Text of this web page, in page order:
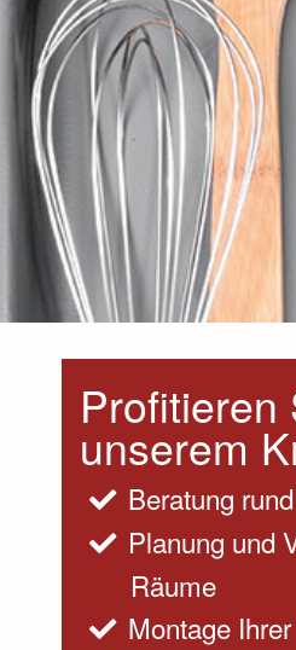
Profitieren
unserem
Beratung
Planung und
Räume
Montage